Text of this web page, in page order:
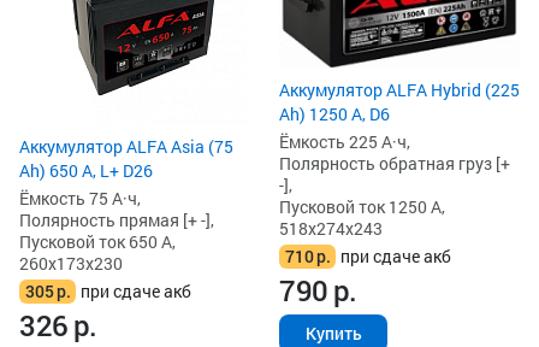
Аккумулятор ALFA Asia (75
Ah) 650 А, L+ D26
Ёмкость 75 А·ч,
Полярность прямая [+ -],
Пусковой ток 650 А,
260x173x230
305р. при сдаче акб
326р.
Аккумулятор ALFA Hybrid (225
Ah) 1250 А, D6
Ёмкость 225 А·ч,
Полярность обратная груз [+
-],
Пусковой ток 1250 А,
518x274x243
710р. при сдаче акб
790р.
Купить